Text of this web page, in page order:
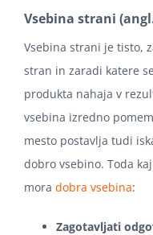
Vsebina strani
Vsebina strani je tisto,
stran in zaradi katere
produkta nahaja v
vsebina izredno
mesto postavlja tudi
dobro vsebino. Toda
mora dobra vsebina:
Zagotavljati